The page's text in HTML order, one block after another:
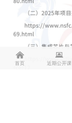
낀
首页
뀵
近期公开课